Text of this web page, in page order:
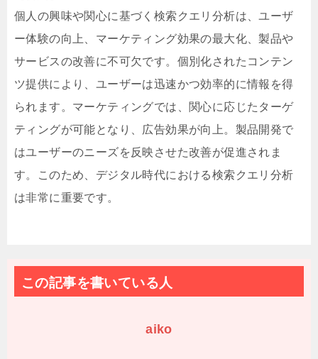
個人の興味や関心に基づく検索クエリ分析は、ユーザ
ー体験の向上、マーケティング効果の最大化、製品や
サービスの改善に不可欠です。個別化されたコンテン
ツ提供により、ユーザーは迅速かつ効率的に情報を得
られます。マーケティングでは、関心に応じたターゲ
ティングが可能となり、広告効果が向上。製品開発で
はユーザーのニーズを反映させた改善が促進されま
す。このため、デジタル時代における検索クエリ分析
は非常に重要です。
この記事を書いている人
aiko